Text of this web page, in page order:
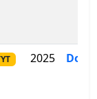
2025